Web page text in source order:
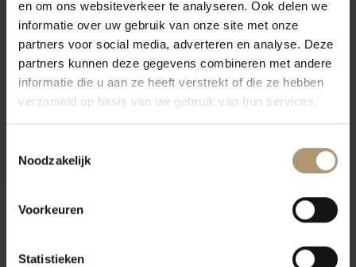
en om ons websiteverkeer te analyseren. Ook delen we
informatie over uw gebruik van onze site met onze
partners voor social media, adverteren en analyse. Deze
partners kunnen deze gegevens combineren met andere
informatie die u aan ze heeft verstrekt of die ze hebben
verzameld op basis van uw gebruik van hun services.
Noodzakelijk
Voorkeuren
Statistieken
€108,95